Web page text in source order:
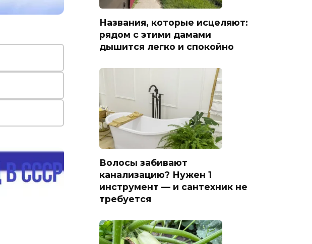
Названия, которые исцеляют:
рядом с этими дамами
дышится легко и спокойно
Волосы забивают
канализацию? Нужен 1
инструмент — и сантехник не
требуется